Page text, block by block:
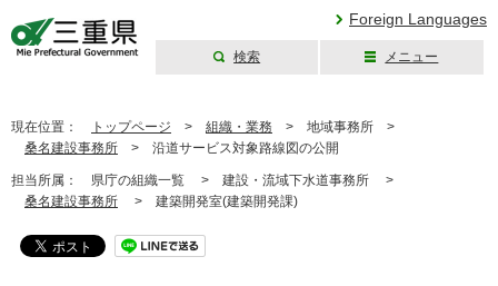
Foreign Languages
検索 メニュー
現在位置： トップページ > 組織・業務 > 地域事務所 >
桑名建設事務所 > 沿道サービス対象路線図の公開
担当所属： 県庁の組織一覧 > 建設・流域下水道事務所 >
桑名建設事務所 > 建築開発室(建築開発課)